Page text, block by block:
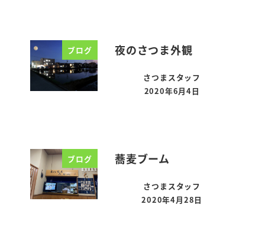
ブログ 夜のさつま外観
さつまスタッフ
投稿日
2020年6月4日
ブログ 蕎麦ブーム
さつまスタッフ
投稿日
2020年4月28日